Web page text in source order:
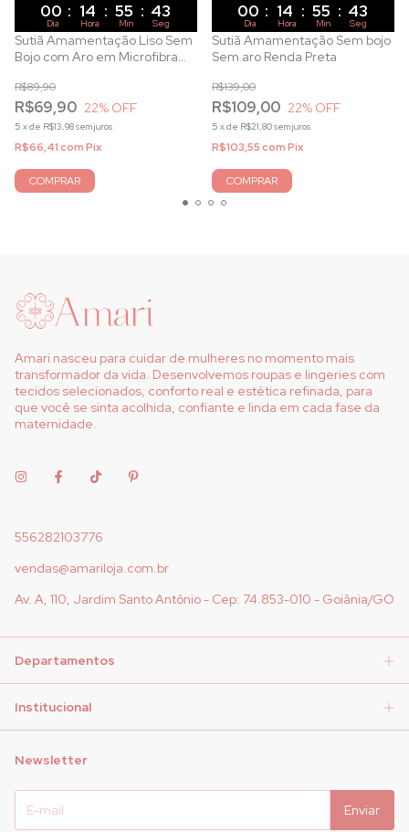
00 : 14 : 55 : 42
Dia Hora Min Seg
Sutiã Amamentação Liso Sem
Bojo com Aro em Microfibra
R$69,90
R$89,90
22% OFF
5 xde R$13,98sem juros
R$66,41comPix
COMPRAR
00 : 14 : 55 : 42
Dia Hora Min Seg
Sutiã Amamentação Sem bojo
Sem aro Renda Preta
R$109,00
R$139,00
22% OFF
5 xde R$21,80sem juros
R$103,55comPix
COMPRAR
Amari nasceu para cuidar de mulheres no momento mais
transformador da vida. Desenvolvemos roupas e lingeries com
tecidos selecionados, conforto real e estética refinada, para
que você se sinta acolhida, confiante e linda em cada fase da
maternidade.
556282103776
vendas@amariloja.com.br
Av. A, 110, Jardim Santo Antônio - Cep: 74.853-010 - Goiânia/GO
Departamentos
Institucional
Newsletter